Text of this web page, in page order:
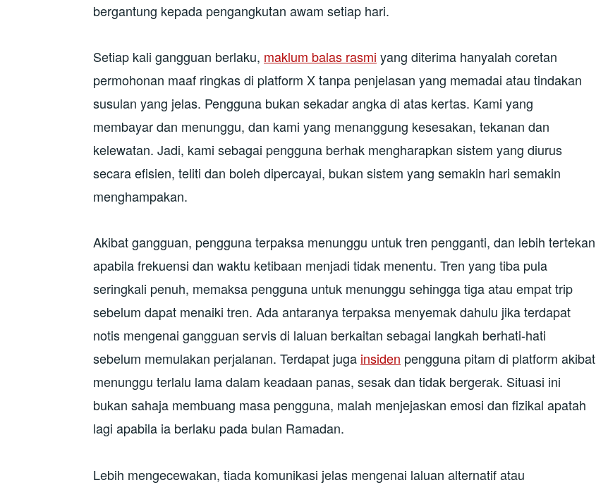
bergantung kepada pengangkutan awam setiap hari.
Setiap kali gangguan berlaku, maklum balas rasmi yang diterima hanyalah coretan
permohonan maaf ringkas di platform X tanpa penjelasan yang memadai atau tindakan
susulan yang jelas. Pengguna bukan sekadar angka di atas kertas. Kami yang
membayar dan menunggu, dan kami yang menanggung kesesakan, tekanan dan
kelewatan. Jadi, kami sebagai pengguna berhak mengharapkan sistem yang diurus
secara efisien, teliti dan boleh dipercayai, bukan sistem yang semakin hari semakin
menghampakan.
Akibat gangguan, pengguna terpaksa menunggu untuk tren pengganti, dan lebih tertekan
apabila frekuensi dan waktu ketibaan menjadi tidak menentu. Tren yang tiba pula
seringkali penuh, memaksa pengguna untuk menunggu sehingga tiga atau empat trip
sebelum dapat menaiki tren. Ada antaranya terpaksa menyemak dahulu jika terdapat
notis mengenai gangguan servis di laluan berkaitan sebagai langkah berhati-hati
sebelum memulakan perjalanan. Terdapat juga insiden pengguna pitam di platform akibat
menunggu terlalu lama dalam keadaan panas, sesak dan tidak bergerak. Situasi ini
bukan sahaja membuang masa pengguna, malah menjejaskan emosi dan fizikal apatah
lagi apabila ia berlaku pada bulan Ramadan.
Lebih mengecewakan, tiada komunikasi jelas mengenai laluan alternatif atau